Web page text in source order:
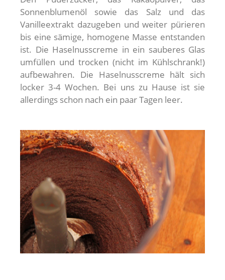
Sonnenblumenöl sowie das Salz und das
Vanilleextrakt dazugeben und weiter pürieren
bis eine sämige, homogene Masse entstanden
ist. Die Haselnusscreme in ein sauberes Glas
umfüllen und trocken (nicht im Kühlschrank!)
aufbewahren. Die Haselnusscreme hält sich
locker 3-4 Wochen. Bei uns zu Hause ist sie
allerdings schon nach ein paar Tagen leer.